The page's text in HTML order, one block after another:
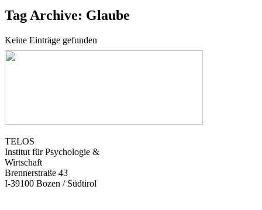
Tag Archive: Glaube
Keine Einträge gefunden
TELOS
Institut für Psychologie &
Wirtschaft
Brennerstraße 43
I-39100 Bozen / Südtirol